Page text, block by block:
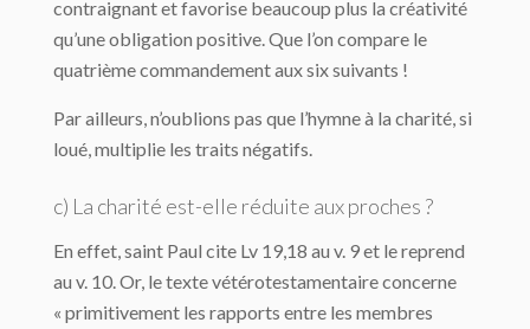
contraignant et favorise beaucoup plus la créativité
qu’une obligation positive. Que l’on compare le
quatrième commandement aux six suivants !
Par ailleurs, n’oublions pas que l’hymne à la charité, si
loué, multiplie les traits négatifs.
c) La charité est-elle réduite aux proches ?
En effet, saint Paul cite Lv 19,18 au v. 9 et le reprend
au v. 10. Or, le texte vétérotestamentaire concerne
« primitivement les rapports entre les membres